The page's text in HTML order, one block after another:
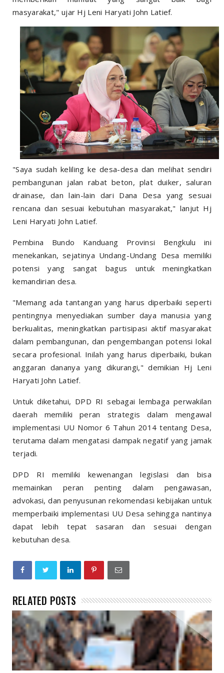
masyarakat," ujar Hj Leni Haryati John Latief.
"Saya sudah keliling ke desa-desa dan melihat sendiri
pembangunan jalan rabat beton, plat duiker, saluran
drainase, dan lain-lain dari Dana Desa yang sesuai
rencana dan sesuai kebutuhan masyarakat," lanjut Hj
Leni Haryati John Latief.
Pembina Bundo Kanduang Provinsi Bengkulu ini
menekankan, sejatinya Undang-Undang Desa memiliki
potensi yang sangat bagus untuk meningkatkan
kemandirian desa.
"Memang ada tantangan yang harus diperbaiki seperti
pentingnya menyediakan sumber daya manusia yang
berkualitas, meningkatkan partisipasi aktif masyarakat
dalam pembangunan, dan pengembangan potensi lokal
secara profesional. Inilah yang harus diperbaiki, bukan
anggaran dananya yang dikurangi," demikian Hj Leni
Haryati John Latief.
Untuk diketahui, DPD RI sebagai lembaga perwakilan
daerah memiliki peran strategis dalam mengawal
implementasi UU Nomor 6 Tahun 2014 tentang Desa,
terutama dalam mengatasi dampak negatif yang jamak
terjadi.
DPD RI memiliki kewenangan legislasi dan bisa
memainkan peran penting dalam pengawasan,
advokasi, dan penyusunan rekomendasi kebijakan untuk
memperbaiki implementasi UU Desa sehingga nantinya
dapat lebih tepat sasaran dan sesuai dengan
kebutuhan desa.
RELATED POSTS